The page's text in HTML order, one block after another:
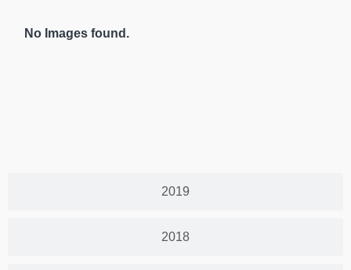
2019
2018
No Images found.